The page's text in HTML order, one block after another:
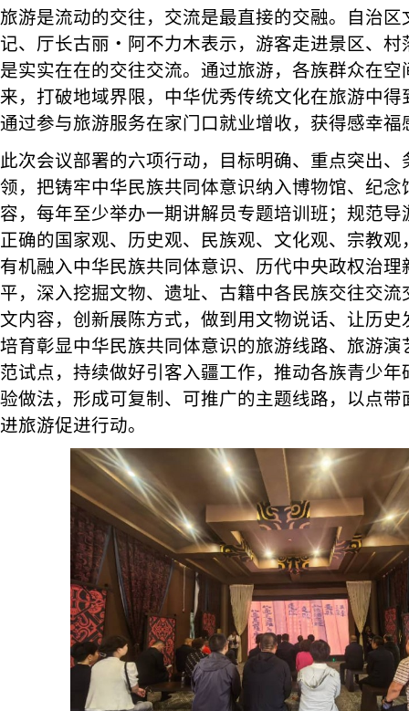
旅游是流动的交往，交流是最直接的交融。自治
记、厅长古丽・阿不力木表示，游客走进景区、
是实实在在的交往交流。通过旅游，各族群众在
来，打破地域界限，中华优秀传统文化在旅游中
通过参与旅游服务在家门口就业增收，获得感幸福
此次会议部署的六项行动，目标明确、重点突出
领，把铸牢中华民族共同体意识纳入博物馆、纪
容，每年至少举办一期讲解员专题培训班；规范
正确的国家观、历史观、民族观、文化观、宗教
有机融入中华民族共同体意识、历代中央政权治
平，深入挖掘文物、遗址、古籍中各民族交往交
文内容，创新展陈方式，做到用文物说话、让历
培育彰显中华民族共同体意识的旅游线路、旅游
范试点，持续做好引客入疆工作，推动各族青少
验做法，形成可复制、可推广的主题线路，以点
进旅游促进行动。